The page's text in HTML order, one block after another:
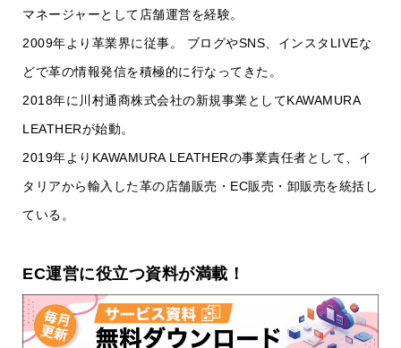
マネージャーとして店舗運営を経験。
2009年より革業界に従事。 ブログやSNS、インスタLIVEな
どで革の情報発信を積極的に行なってきた。
2018年に川村通商株式会社の新規事業としてKAWAMURA
LEATHERが始動。
2019年よりKAWAMURA LEATHERの事業責任者として、イ
タリアから輸入した革の店舗販売・EC販売・卸販売を統括し
ている。
EC運営に役立つ資料が満載！